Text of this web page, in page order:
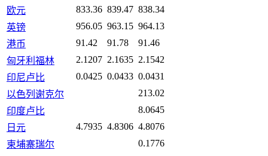
欧元
833.36 839.47 838.34
英镑
956.05 963.15 964.13
港币
91.42 91.78
91.46
匈牙利福林
2.1207 2.1635 2.1542
印尼卢比
0.0425 0.0433 0.0431
以色列谢克尔
213.02
印度卢比
8.0645
日元
4.7935 4.8306 4.8076
柬埔寨瑞尔
0.1776